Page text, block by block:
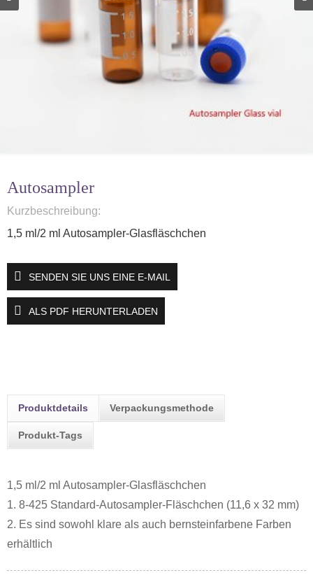
Autosampler
Kurzbeschreibung:
1,5 ml/2 ml Autosampler-Glasfläschchen
SENDEN SIE UNS EINE E-MAIL
ALS PDF HERUNTERLADEN
Produktdetails Verpackungsmethode
Produkt-Tags
1,5 ml/2 ml Autosampler-Glasfläschchen
1. 8-425 Standard-Autosampler-Fläschchen (11,6 x 32 mm)
2. Es sind sowohl klare als auch bernsteinfarbene Farben
erhältlich